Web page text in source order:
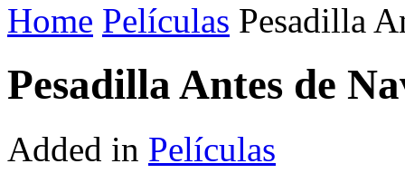
Home Películas Pesadilla
Pesadilla Antes de
Added in Películas